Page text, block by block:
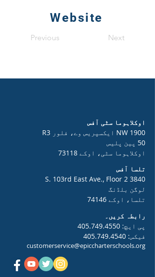
Website
Previous Next
اوکلاہوما سٹی آفس
1900 NW ایکسپریس وے، فلور R3
50 پین پلیس
اوکلاہوما سٹی، اوکے 73118
تلسا آفس
3840 S. 103rd East Ave., Floor 2
لوگن بلڈنگ
تلسا، اوکے 74146
رابطہ کریں۔
پی ایچ: 405.749.4550
فیکس: 405.749.4540
customerservice@epiccharterschools.org